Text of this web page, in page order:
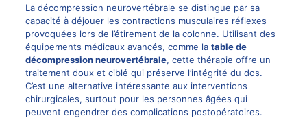
La décompression neurovertébrale se distingue par sa
capacité à déjouer les contractions musculaires réflexes
provoquées lors de l’étirement de la colonne. Utilisant des
équipements médicaux avancés, comme la table de
décompression neurovertébrale, cette thérapie offre un
traitement doux et ciblé qui préserve l’intégrité du dos.
C’est une alternative intéressante aux interventions
chirurgicales, surtout pour les personnes âgées qui
peuvent engendrer des complications postopératoires.